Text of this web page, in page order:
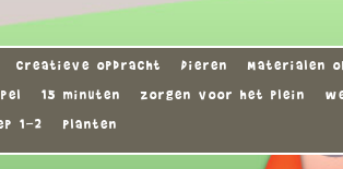
Creatieve opdracht Dieren Materialen
15 minuten zorgen voor het plein
1-2 Planten